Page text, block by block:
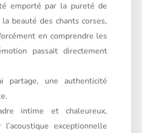
emporté par la pureté de
beauté des chants corses,
en comprendre les
passait directement
partage, une authenticité
intime et chaleureux,
l’acoustique exceptionnelle